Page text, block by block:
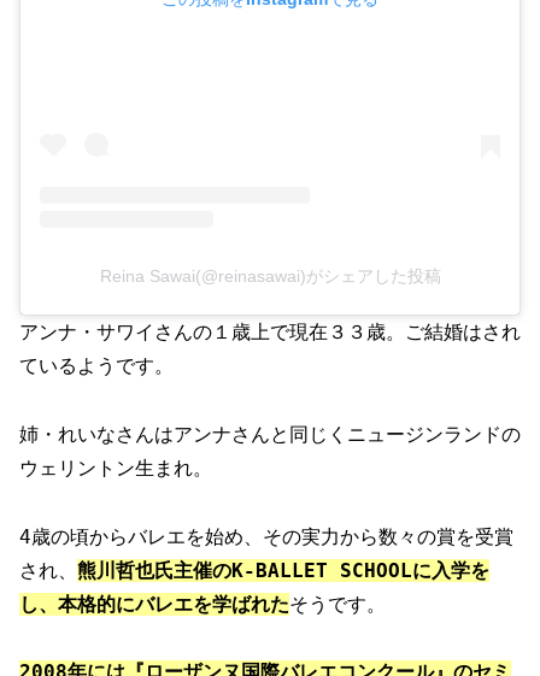
Reina Sawai(@reinasawai)がシェアした投稿
アンナ・サワイさんの１歳上で現在３３歳。ご結婚はされ
ているようです。
姉・れいなさんはアンナさんと同じくニュージンランドの
ウェリントン生まれ。
4歳の頃からバレエを始め、その実力から数々の賞を受賞
され、 熊川哲也氏主催のK-BALLET SCHOOLに入学を
し、本格的にバレエを学ばれたそうです。